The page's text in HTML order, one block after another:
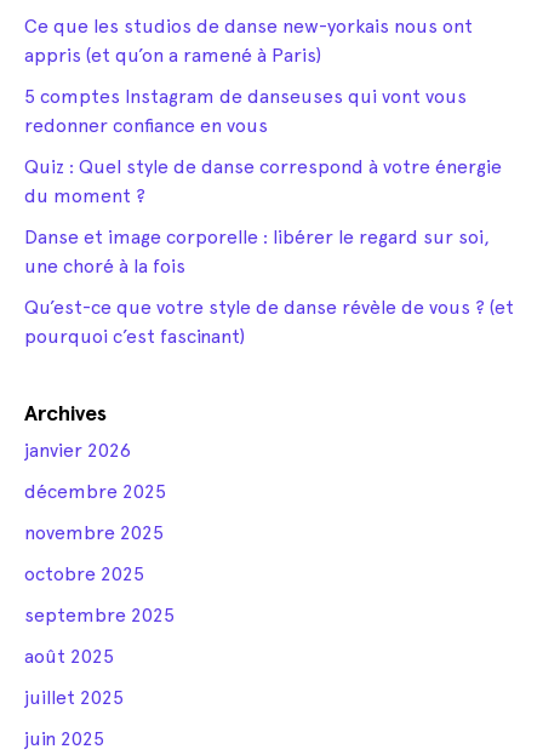
Ce que les studios de danse new-yorkais nous ont
appris (et qu’on a ramené à Paris)
5 comptes Instagram de danseuses qui vont vous
redonner confiance en vous
Quiz : Quel style de danse correspond à votre énergie
du moment ?
Danse et image corporelle : libérer le regard sur soi,
une choré à la fois
Qu’est-ce que votre style de danse révèle de vous ? (et
pourquoi c’est fascinant)
Archives
janvier 2026
décembre 2025
novembre 2025
octobre 2025
septembre 2025
août 2025
juillet 2025
juin 2025